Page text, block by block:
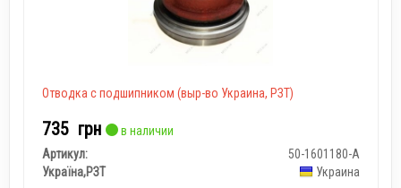
Отводка с подшипником (выр-во Украина, РЗТ)
735 грн
в наличии
Артикул:
50-1601180-А
Україна,РЗТ
Украина